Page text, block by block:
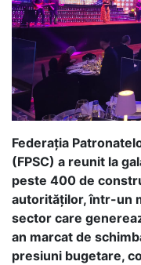
Federația
(FPSC) a reunit la
peste 400 de
autorităților, într-un
sector care
an marcat de
presiuni bugetare,